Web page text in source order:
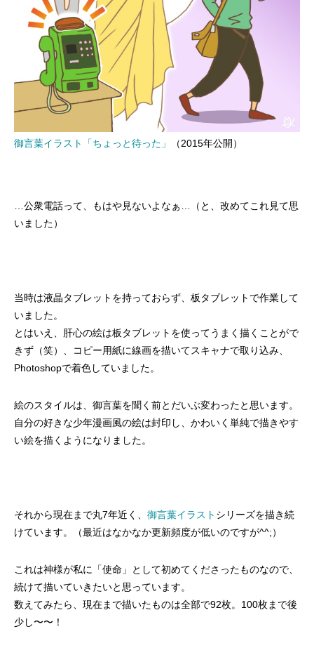
御言葉イラスト「ちょっと待った」 （2015年公開）
…公衆電話って、もはや見ないよなぁ…（と、改めてこれ見て思
いました）
当時は液晶タブレットを持っておらず、板タブレットで作業して
いました。
とはいえ、肝心の絵は板タブレットを使ってうまく描くことがで
きず（笑）、コピー用紙に線画を描いてスキャナで取り込み、
Photoshopで着色していました。
絵のスタイルは、御言葉を聞く前とだいぶ変わったと思います。
自分の好きな少年漫画風の絵は封印し、かわいく単純で描きやす
い絵を描くようになりました。
それから現在まで丸7年近く、 御言葉イラスト シリーズを描き続
けています。（最近はなかなか更新頻度が低いのですが^^;）
これは神様が私に「使命」として初めてくださったものなので、
続けて描いていきたいと思っています。
数えてみたら、現在まで描いたものは全部で92枚。100枚まで後
少し〜〜！